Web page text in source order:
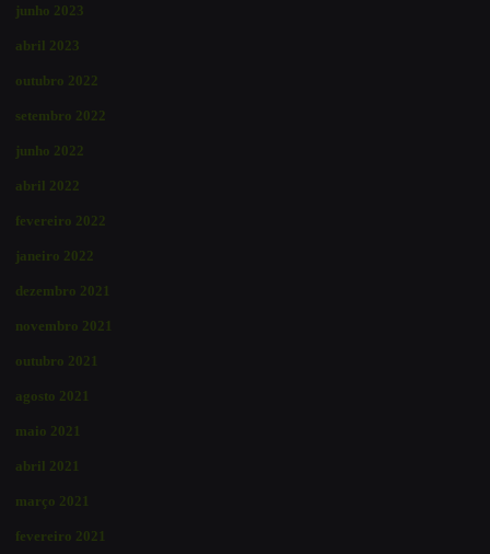
junho 2023
abril 2023
outubro 2022
setembro 2022
junho 2022
abril 2022
fevereiro 2022
janeiro 2022
dezembro 2021
novembro 2021
outubro 2021
agosto 2021
maio 2021
abril 2021
março 2021
fevereiro 2021